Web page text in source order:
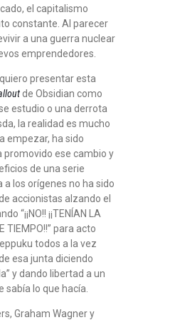
el capitalismo
constante. Al parecer
a una guerra nuclear
emprendedores.
presentar esta
de Obsidian como
estudio o una derrota
la realidad es mucho
empezar, ha sido
promovido ese cambio y
de una serie
a los orígenes no ha sido
accionistas alzando el
“¡¡NO!! ¡¡TENÍAN LA
TIEMPO!!” para acto
todos a la vez
esa junta diciendo
y dando libertad a un
sabía lo que hacía.
Graham Wagner y